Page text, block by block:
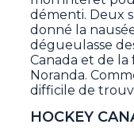
démenti. Deux
donné la
dégueulasse
Canada et de
Noranda.
difficile de
HOCKEY